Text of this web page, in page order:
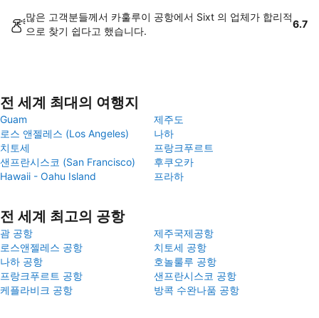
많은 고객분들께서 카훌루이 공항에서 Sixt 의 업체가 합리적
으로 찾기 쉽다고 했습니다.
6.7
전 세계 최대의 여행지
Guam
제주도
로스 앤젤레스 (Los Angeles)
나하
치토세
프랑크푸르트
샌프란시스코 (San Francisco)
후쿠오카
Hawaii - Oahu Island
프라하
전 세계 최고의 공항
괌 공항
제주국제공항
로스앤젤레스 공항
치토세 공항
나하 공항
호놀룰루 공항
프랑크푸르트 공항
샌프란시스코 공항
케플라비크 공항
방콕 수완나품 공항